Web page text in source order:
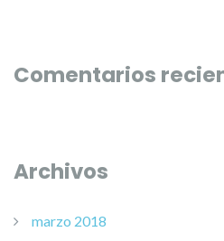
Comentarios
Archivos
marzo 2018